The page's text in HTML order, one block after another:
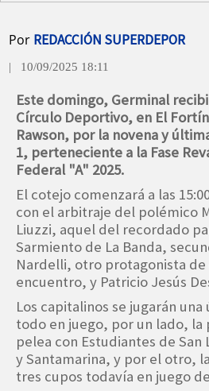
Por REDACCIÓN SUPERDEPOR
| 10/09/2025 18:11
Este domingo, Germinal
Círculo Deportivo, en El
Rawson, por la novena y
1, perteneciente a la Fase
Federal "A" 2025.
El cotejo comenzará a las
con el arbitraje del polémico
Liuzzi, aquel del recordado
Sarmiento de La Banda,
Nardelli, otro protagonista de
encuentro, y Patricio Jesús
Los capitalinos se jugarán
todo en juego, por un lado, la
pelea con Estudiantes de San
y Santamarina, y por el otro,
tres cupos todavía en juego